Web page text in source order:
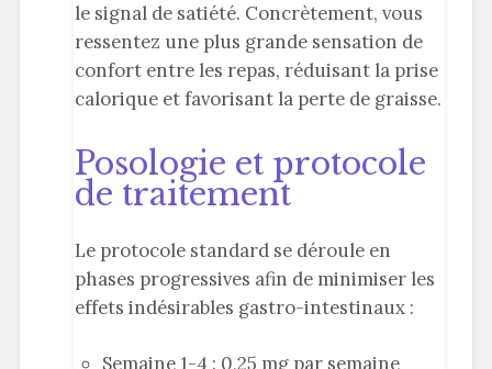
le signal de satiété. Concrètement, vous
ressentez une plus grande sensation de
confort entre les repas, réduisant la prise
calorique et favorisant la perte de graisse.
Posologie et protocole
de traitement
Le protocole standard se déroule en
phases progressives afin de minimiser les
effets indésirables gastro-intestinaux :
Semaine 1-4 : 0,25 mg par semaine